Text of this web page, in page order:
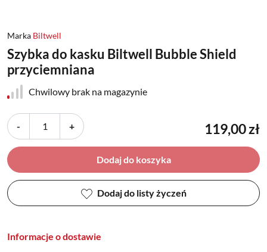
Marka Biltwell
Szybka do kasku Biltwell Bubble Shield
przyciemniana
Chwilowy brak na magazynie
- + 119,00 zł
Dodaj do koszyka
Dodaj do listy życzeń
Informacje o dostawie